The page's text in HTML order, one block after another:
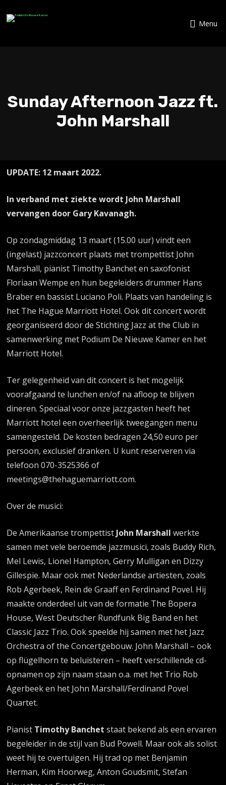
Menu
Sunday Afternoon Jazz ft.
John Marshall
UPDATE: 12 maart 2022.
In verband met ziekte wordt John Marshall
vervangen door Gary Kavanagh.
Op zondagmiddag 13 maart (15.00 uur) vindt een
(ingelast) jazzconcert plaats met trompettist John
Marshall, pianist Timothy Banchet en saxofonist
Floriaan Wempe en hun begeleiders drummer Hans
Braber en bassist Luciano Poli. Plaats van handeling is
het The Hague Marriott Hotel. Ook dit concert wordt
georganiseerd door de Stichting Jazz at the Club in
samenwerking met Podium De Nieuwe Kamer en het
Marriott Hotel.
Ter gelegenheid van dit concert is het mogelijk
voorafgaand te lunchen en/of na afloop te blijven
dineren. Speciaal voor onze jazzgasten heeft het
Marriott hotel een overheerlijk tweegangen menu
samengesteld. De kosten bedragen 24,50 euro per
persoon, exclusief dranken. U kunt reserveren via
telefoon 070-3525366 of
meetings@thehaguemarriott.com.
Over de musici:
De Amerikaanse trompettist John Marshall werkte
samen met vele beroemde jazzmusici, zoals Buddy Rich,
Mel Lewis, Lionel Hampton, Gerry Mulligan en Dizzy
Gillespie. Maar ook met Nederlandse artiesten, zoals
Rob Agerbeek, Rein de Graaff en Ferdinand Povel. Hij
maakte onderdeel uit van de formatie The Bopera
House, West Deutscher Rundfunk Big Band en het
Classic Jazz Trio. Ook speelde hij samen met het Jazz
Orchestra of the Concertgebouw. John Marshall – ook
op flügelhorn te beluisteren – heeft verschillende cd-
opnamen op zijn naam staan o.a. met het Trio Rob
Agerbeek en het John Marshall/Ferdinand Povel
Quartet.
Pianist Timothy Banchet staat bekend als een ervaren
begeleider in de stijl van Bud Powell. Maar ook als solist
weet hij te overtuigen. Hij trad op met Benjamin
Herman, Kim Hoorweg, Anton Goudsmit, Stefan